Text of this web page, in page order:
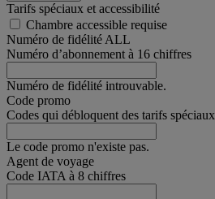
Tarifs spéciaux et accessibilité
Chambre accessible requise
Numéro de fidélité ALL
Numéro d’abonnement à 16 chiffres
Numéro de fidélité introuvable.
Code promo
Codes qui débloquent des tarifs spéciaux
Le code promo n'existe pas.
Agent de voyage
Code IATA à 8 chiffres